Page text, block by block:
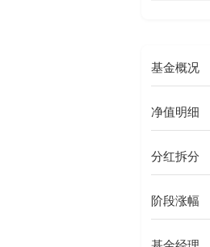
基金概况
净值明细
分红拆分
阶段涨幅